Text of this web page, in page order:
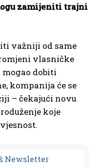
zamijeniti trajni
važniji od same
vlasničke
mogao dobiti
kompanija će se
– čekajući novu
koje
Newsletter